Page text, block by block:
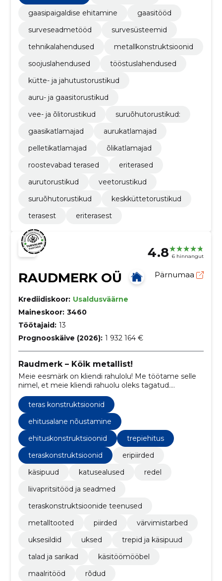
gaasipaigaldise ehitamine
gaasitööd
surveseadmetööd
survesüsteemid
tehnikalahendused
metallkonstruktsioonid
soojuslahendused
tööstuslahendused
kütte- ja jahutustorustikud
auru- ja gaasitorustikud
vee- ja õlitorustikud
suruõhutorustikud:
gaasikatlamajad
aurukatlamajad
pelletikatlamajad
õlikatlamajad
roostevabad terased
eriterased
aurutorustikud
veetorustikud
suruõhutorustikud
keskküttetorustikud
terasest
eriterasest
4.8 6 hinnangut
RAUDMERK OÜ Pärnumaa
Krediidiskoor: Usaldusväärne
Maineskoor: 3460
Töötajaid: 13
Prognooskäive (2026): 1 932 164 €
Raudmerk – Kõik metallist!
Meie eesmärk on kliendi rahulolu! Me töötame selle
nimel, et meie kliendi rahuolu oleks tagatud.
tagada kindlustunde, et kliendi soovid oleksid
täidetud.
teras konstruktsioonid
ehitusalane nõustamine
ehituskonstruktsioonid
trepiehitus
teraskonstruktsioonid
eripiirded
käsipuud
katusealused
redel
liivapritsitööd ja seadmed
teraskonstruktsioonide teenused
metalltooted
piirded
värvimistarbed
uksesildid
uksed
trepid ja käsipuud
talad ja sarikad
käsitöömööbel
maalritööd
rõdud